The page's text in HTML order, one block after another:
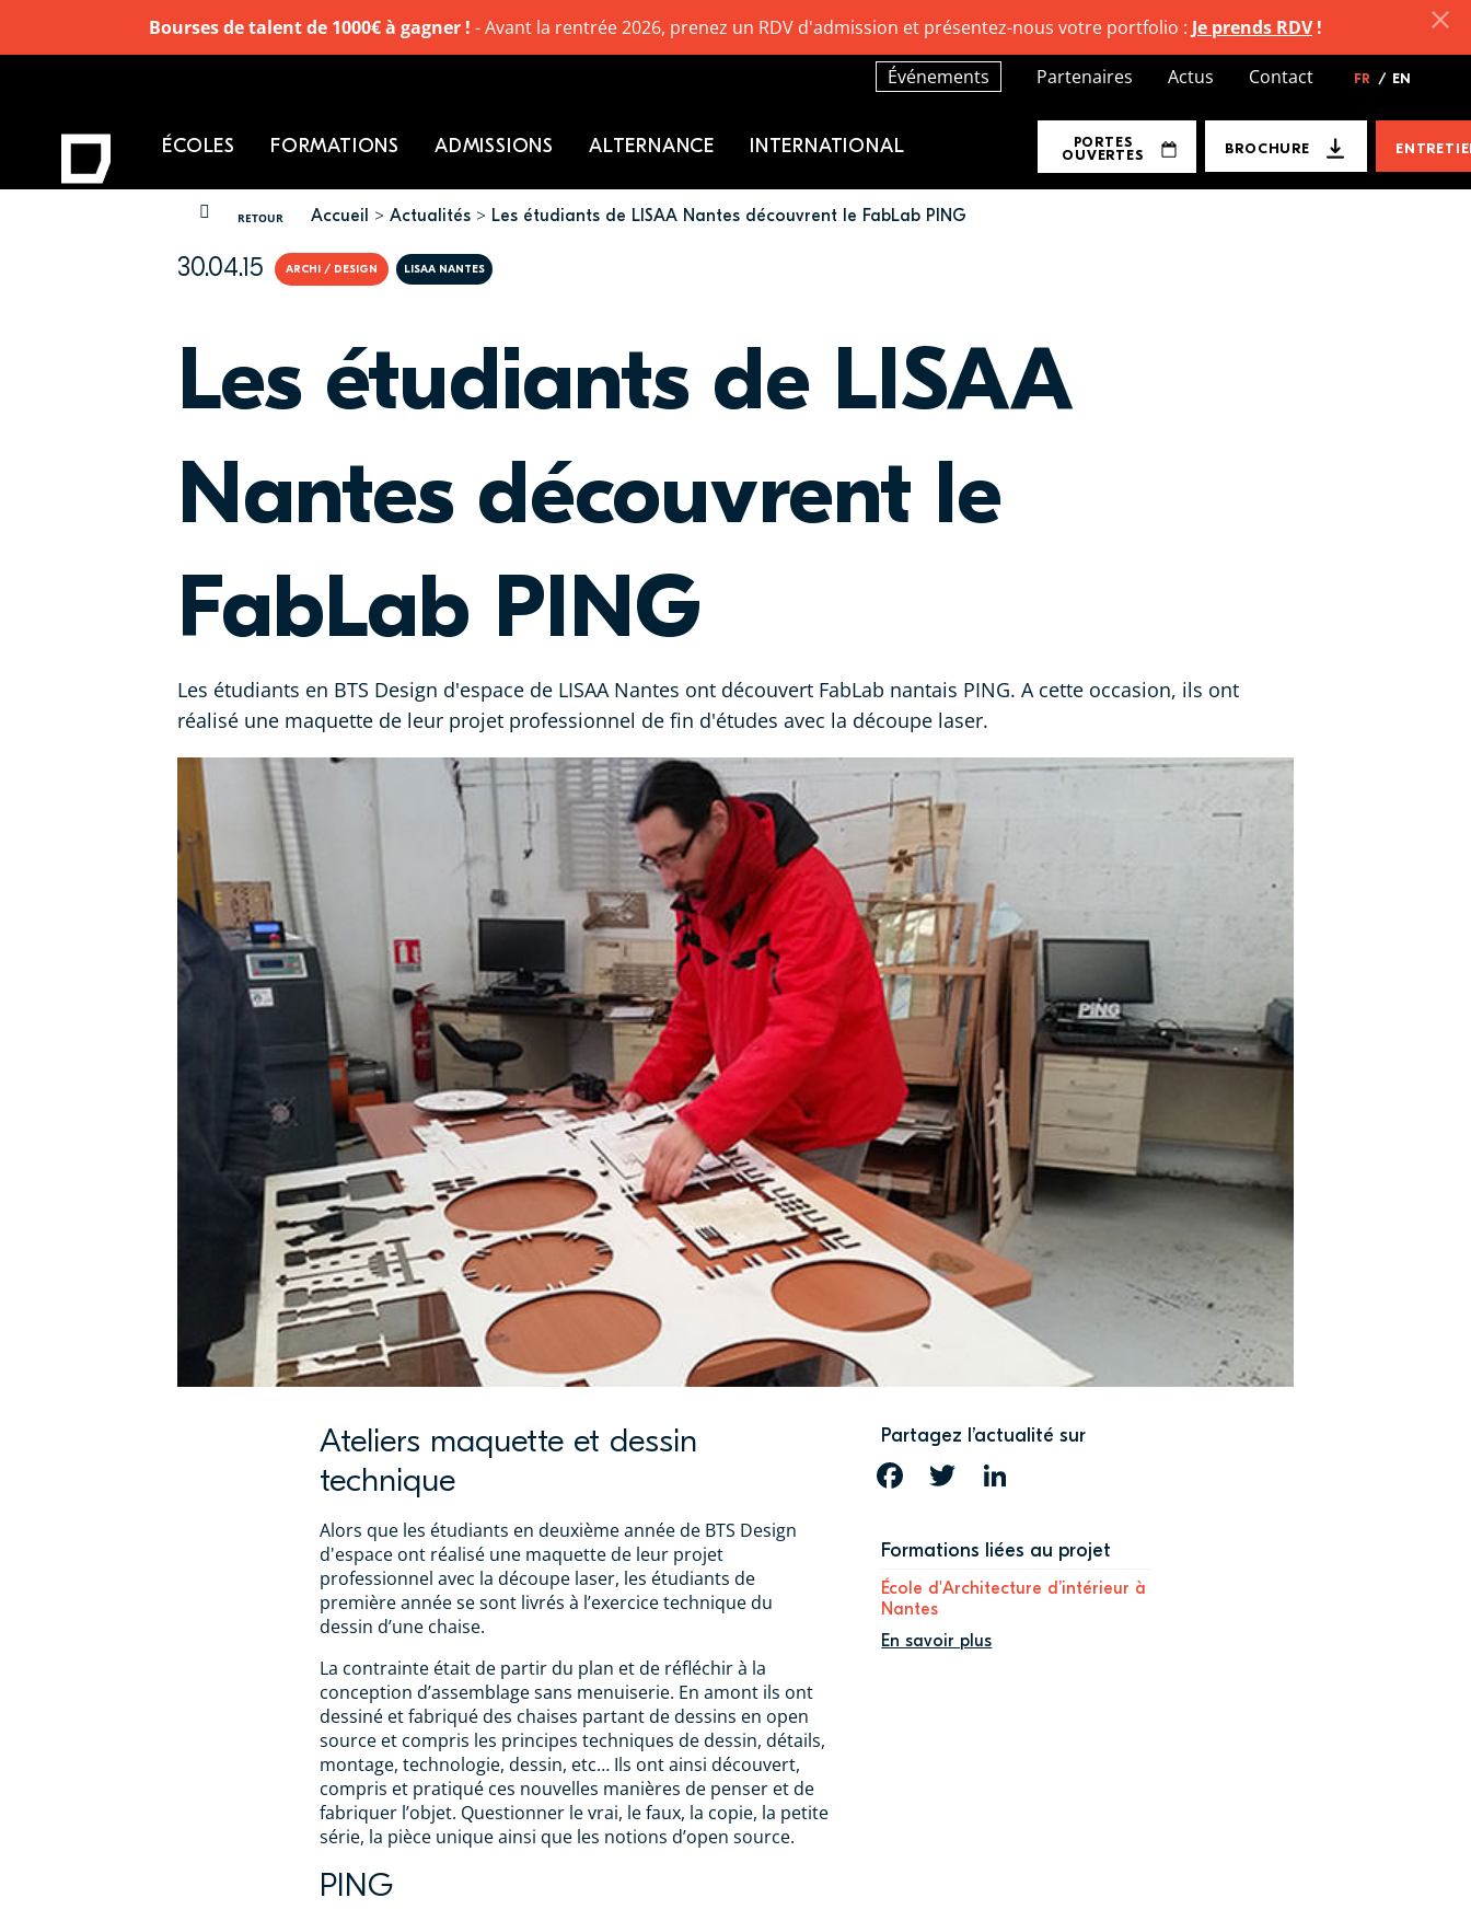
RETOUR
VOUS ÊTES ICI Accueil Actualités Les étudiants de LISAA Nantes découvrent le FabLab PING
30.04.15 ARCHI / DESIGN LISAA NANTES
Les étudiants de LISAA
Nantes découvrent le
FabLab PING
Les étudiants en BTS Design d'espace de LISAA Nantes ont découvert FabLab nantais PING. A cette occasion, ils ont
réalisé une maquette de leur projet professionnel de fin d'études avec la découpe laser.
Ateliers maquette et dessin
technique
Alors que les étudiants en deuxième année de BTS Design
d'espace ont réalisé une maquette de leur projet
professionnel avec la découpe laser, les étudiants de
première année se sont livrés à l’exercice technique du
dessin d’une chaise.
La contrainte était de partir du plan et de réfléchir à la
conception d’assemblage sans menuiserie. En amont ils ont
dessiné et fabriqué des chaises partant de dessins en open
source et compris les principes techniques de dessin, détails,
montage, technologie, dessin, etc… Ils ont ainsi découvert,
compris et pratiqué ces nouvelles manières de penser et de
fabriquer l’objet. Questionner le vrai, le faux, la copie, la petite
série, la pièce unique ainsi que les notions d’open source.
PING
Partagez l’actualité sur
FACEBOOKTWITTER
Formations liées au projet
École d'Architecture d’intérieur à
Nantes
En savoir plus
Événements Partenaires Actus Contact FR / EN
PORTES
OUVERTES
BROCHURE
ÉCOLES FORMATIONS ADMISSIONS ALTERNANCE INTERNATIONAL
Bourses de talent de 1000€ à gagner ! - Avant la rentrée 2026, prenez un RDV d'admission et présentez-nous votre portfolio : Je prends RDV!